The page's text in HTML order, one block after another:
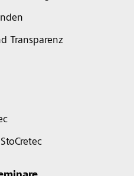
Transparenz